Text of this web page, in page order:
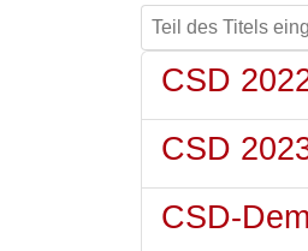
Teil des
CSD
CSD
CSD-